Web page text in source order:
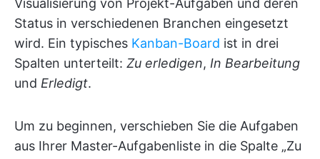
Visualisierung von Projekt-Aufgaben und deren
Status in verschiedenen Branchen eingesetzt
wird. Ein typisches Kanban-Board ist in drei
Spalten unterteilt: Zu erledigen, In Bearbeitung
und Erledigt.
Um zu beginnen, verschieben Sie die Aufgaben
aus Ihrer Master-Aufgabenliste in die Spalte „Zu